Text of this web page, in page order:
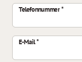
Telefonnummer
E-Mail